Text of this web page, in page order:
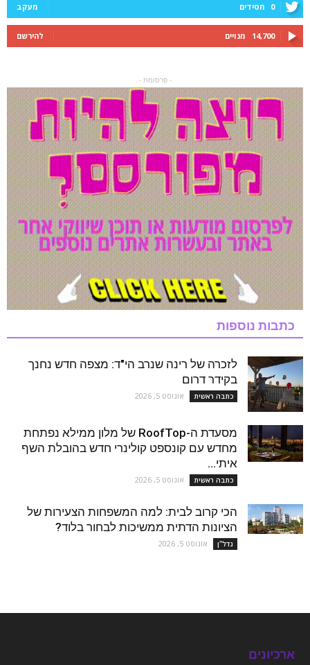
0 חסידים מעקב
14,700 מנויים להירשם
- פרסומת -
כתבות נוספות
לזכרה של רינה שנרב הי"ד: מצפה חדש נחנך
בקידר דרום
כתבה ראשית אוגוסט 5, 2026
מסעדת ה-RoofTop של מלון ממילא נפתחת
מחדש עם קונספט קולינרי חדש בהובלת השף
איתי...
כתבה ראשית אוגוסט 5, 2026
הכי קרוב לבית: למה המשפחות הצעירות של
הציונות הדתית ממשיכות לבחור בלוד?
נדל''ן אוגוסט 5, 2026
ארכיונים